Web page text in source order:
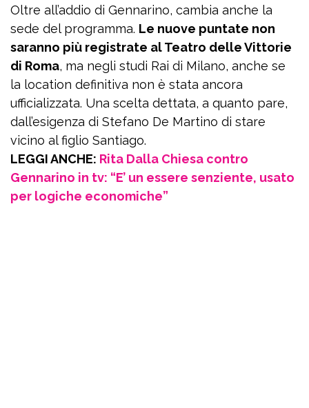
Oltre all’addio di Gennarino, cambia anche la
sede del programma. Le nuove puntate non
saranno più registrate al Teatro delle Vittorie
di Roma, ma negli studi Rai di Milano, anche se
la location definitiva non è stata ancora
ufficializzata. Una scelta dettata, a quanto pare,
dall’esigenza di Stefano De Martino di stare
vicino al figlio Santiago.
LEGGI ANCHE: Rita Dalla Chiesa contro
Gennarino in tv: “E’ un essere senziente, usato
per logiche economiche”